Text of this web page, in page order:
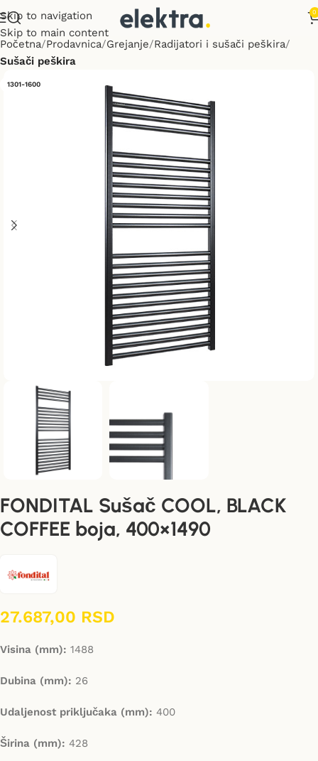
Skip to navigation
Skip to main content
0
Početna Prodavnica Grejanje Radijatori i sušači peškira
Sušači peškira
1301-1600
FONDITAL Sušač COOL, BLACK
COFFEE boja, 400×1490
27.687,00 RSD
Visina (mm): 1488
Dubina (mm): 26
Udaljenost priključaka (mm): 400
Širina (mm): 428